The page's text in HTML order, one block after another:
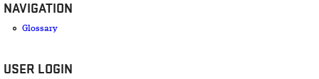
NAVIGATION
Glossary
USER LOGIN